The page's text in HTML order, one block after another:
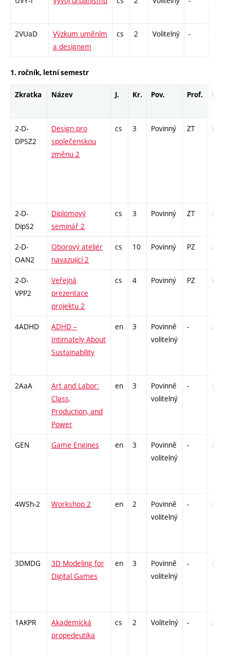
2VUaD
Výzkum uměním
a designem
cs 2 Volitelný -
1. ročník, letní semestr
Zkratka Název J. Kr. Pov. Prof. Uk.
2-D-
DPSZ2
Design pro
společenskou
změnu 2
cs 3 Povinný ZT kl
2-D-
DipS2
Diplomový
seminář 2
cs 3 Povinný ZT zá
2-D-
OAN2
Oborový ateliér
navazující 2
cs 10 Povinný PZ zá
2-D-
VPP2
Veřejná
prezentace
projektu 2
cs 4 Povinný PZ kol
4ADHD
ADHD –
Intimately About
Sustainability
en 3
Povinně
volitelný
- zá
2AaA
Art and Labor:
Class,
Production, and
Power
en 3
Povinně
volitelný
- zá
GEN Game Engines en 3
Povinně
volitelný
- zá
4WSh-2 Workshop 2 en 2
Povinně
volitelný
- zá
3DMDG
3D Modeling for
Digital Games
en 3
Povinně
volitelný
- zá
1AKPR
Akademická
propedeutika
cs 2 Volitelný - zá